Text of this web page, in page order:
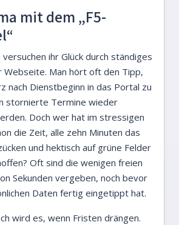
mit dem „F5-
ihr Glück durch ständiges
Webseite. Man hört oft den Tipp,
nach Dienstbeginn in das Portal zu
stornierte Termine wieder
Doch wer hat im stressigen
die Zeit, alle zehn Minuten das
und hektisch auf grüne Felder
Oft sind die wenigen freien
Sekunden vergeben, noch bevor
Daten fertig eingetippt hat.
wird es, wenn Fristen drängen.